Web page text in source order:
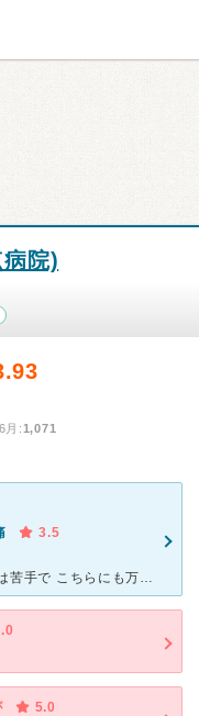
院)
:1,071
3.5
腎臓結石が出たため、 以前かかった病院は苦手で こちらにも万が一の結石を破砕する機械が あるし、周りの評判もよかったので 診療所で紹介状を貰って初診かかりました。 泌尿器科の受付の方がベテラ
5.0